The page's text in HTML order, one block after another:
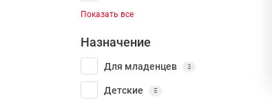
Показать все
Назначение
Для младенцев 3
Детские 5